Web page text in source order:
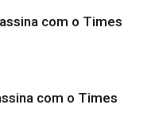
com o Times
com o Times